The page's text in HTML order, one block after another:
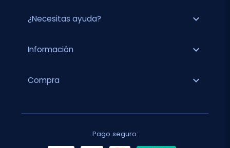
¿Necesitas ayuda? expand_more
Información expand_more
Compra expand_more
Pago seguro: